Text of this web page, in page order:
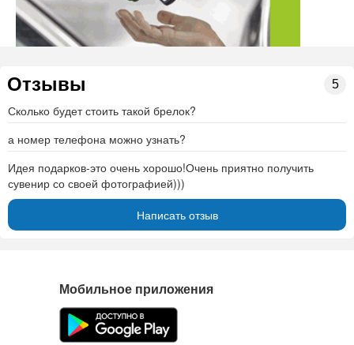
Отзывы 5
Сколько будет стоить такой брелок?
а номер телефона можно узнать?
Идея подарков-это очень хорошо!Очень приятно получить
сувенир со своей фотографией)))
Написать отзыв
Мобильное приложения